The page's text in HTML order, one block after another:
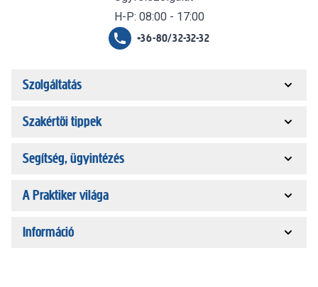
H-P: 08:00 - 17:00
+36-80/32-32-32
Szolgáltatás
Szakértői tippek
Segítség, ügyintézés
A Praktiker világa
Információ